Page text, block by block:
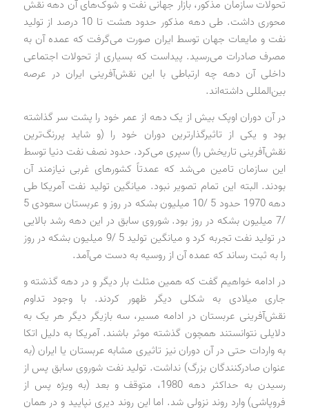
تحولات سازمان مذکور، بازار جهانی نفت و شوک‌های آن دهه نقش
محوری داشت. طی دهه مذکور حدود هشت تا 10 درصد از تولید
نفت و مایعات جهان توسط ایران صورت می‌گرفت که عمده آن به
مصرف صادرات می‌رسید. پیداست که بسیاری از تحولات اجتماعی
داخلی آن دهه چه ارتباطی با این نقش‌آفرینی ایران در عرصه
بین‌المللی داشته‌اند.
در آن دوران اوپک بیش از یک دهه از عمر خود را پشت سر گذاشته
بود و یکی از تاثیرگذارترین دوران خود را (و شاید پررنگ‌ترین
نقش‌آفرینی تاریخش را) سپری می‌کرد. حدود نصف نفت دنیا توسط
این سازمان تامین می‌شد که عمدتاً کشورهای غربی نیازمند آن
بودند. البته این تمام تصویر نبود. میانگین تولید نفت آمریکا طی
دهه 1970 حدود 5 /10 میلیون بشکه در روز و عربستان سعودی 5
/7 میلیون بشکه در روز بود. شوروی سابق در این دهه رشد بالایی
در تولید نفت تجربه کرد و میانگین تولید 5 /9 میلیون بشکه در روز
را به ثبت رساند که عمده آن از روسیه به دست می‌آمد.
در ادامه خواهیم گفت که همین مثلث بار دیگر و در دهه گذشته و
جاری میلادی به شکلی دیگر ظهور کردند. با وجود تداوم
نقش‌آفرینی عربستان در ادامه مسیر، سه بازیگر دیگر هر یک به
دلایلی نتوانستند همچون گذشته موثر باشند. آمریکا به دلیل اتکا
به واردات حتی در آن دوران نیز تاثیری مشابه عربستان یا ایران (به
عنوان صادرکنندگان بزرگ) نداشت. تولید نفت شوروی سابق پس از
رسیدن به حداکثر دهه 1980، متوقف و بعد (به ویژه پس از
فروپاشی) وارد روند نزولی شد. اما این روند دیری نپایید و در همان